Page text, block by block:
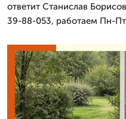
ответит Станислав
39-88-053, работаем Пн-